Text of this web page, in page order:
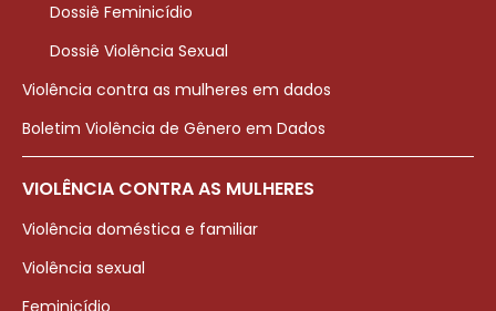
Dossiê Feminicídio
Dossiê Violência Sexual
Violência contra as mulheres em dados
Boletim Violência de Gênero em Dados
VIOLÊNCIA CONTRA AS MULHERES
Violência doméstica e familiar
Violência sexual